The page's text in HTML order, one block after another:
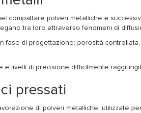
compattare polveri metalliche e
tra loro attraverso fenomeni di
fase di progettazione: porosità
livelli di precisione difficilmente
pressati
di polveri metalliche, utilizzate